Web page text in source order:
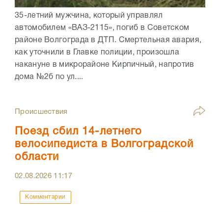
35-летний мужчина, который управлял
автомобилем «ВАЗ-2115», погиб в Советском
районе Волгограда в ДТП. Смертельная авария,
как уточнили в Главке полиции, произошла
накануне в микрорайоне Кирпичный, напротив
дома №2б по ул....
Происшествия
Поезд сбил 14-летнего
велосипедиста в Волгоградской
области
02.08.2026 11:17
Комментарии